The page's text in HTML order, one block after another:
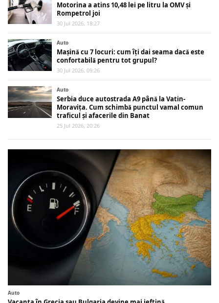
Motorina a atins 10,48 lei pe litru la OMV și
Rompetrol joi
30 Jul 2026, 18:27
Auto
Mașină cu 7 locuri: cum îți dai seama dacă este
confortabilă pentru tot grupul?
30 Jul 2026, 09:26
Auto
Serbia duce autostrada A9 până la Vatin-
Moravița. Cum schimbă punctul vamal comun
traficul și afacerile din Banat
25 Jul 2026, 20:26
Auto